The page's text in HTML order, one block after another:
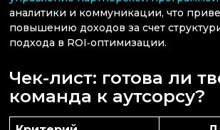
аналитики и коммуникации, что
повышению доходов за счет
подхода в ROI‑оптимизации.
Чек-лист: готова ли
команда к аутсорсу?